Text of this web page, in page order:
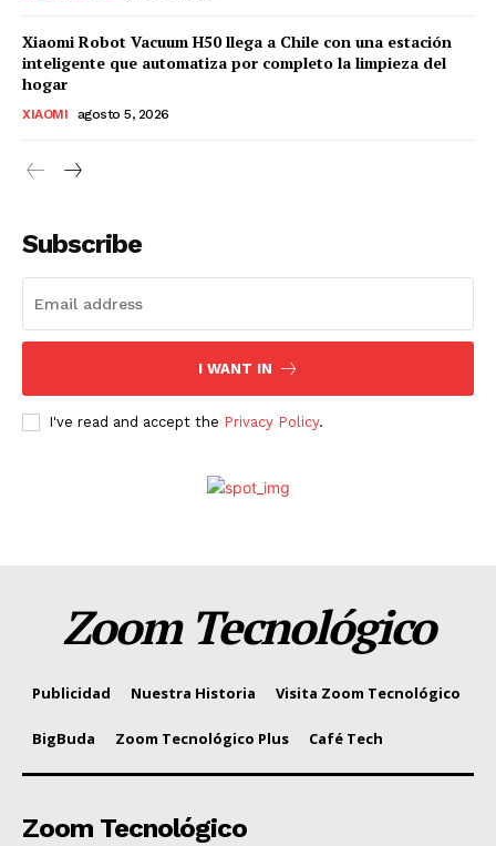
Xiaomi Robot Vacuum H50 llega a Chile con una estación
inteligente que automatiza por completo la limpieza del
hogar
XIAOMI agosto 5, 2026
Subscribe
I WANT IN
I've read and accept the Privacy Policy.
Zoom Tecnológico
Publicidad Nuestra Historia Visita Zoom Tecnológico
BigBuda Zoom Tecnológico Plus Café Tech
Zoom Tecnológico